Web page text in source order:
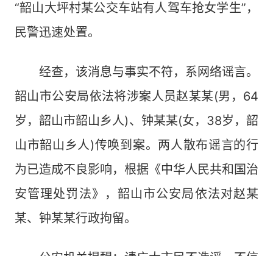
“韶山大坪村某公交车站有人驾车抢女学生”，
民警迅速处置。
经查，该消息与事实不符，系网络谣言。
韶山市公安局依法将涉案人员赵某某(男，64
岁，韶山市韶山乡人)、钟某某(女，38岁，韶
山市韶山乡人)传唤到案。两人散布谣言的行
为已造成不良影响，根据《中华人民共和国治
安管理处罚法》，韶山市公安局依法对赵某
某、钟某某行政拘留。